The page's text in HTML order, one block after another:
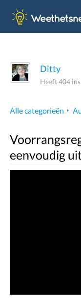
Ditty
Heeft 404
Alle categorieën
eenvoudig